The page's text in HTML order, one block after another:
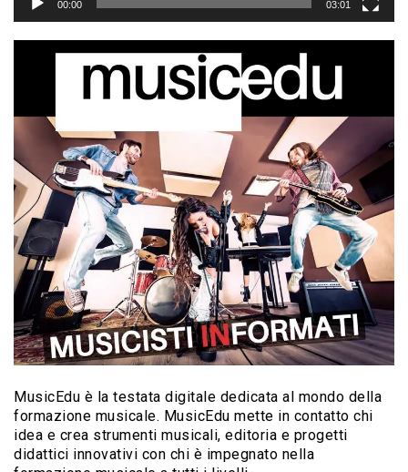
00:00 03:01
MusicEdu è la testata digitale dedicata al mondo della
formazione musicale. MusicEdu mette in contatto chi
idea e crea strumenti musicali, editoria e progetti
didattici innovativi con chi è impegnato nella